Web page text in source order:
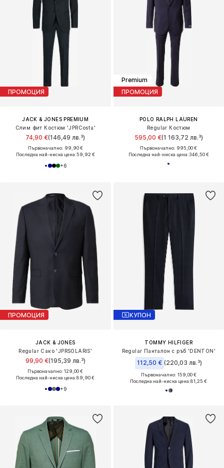
ПРОМОЦИЯ
JACK & JONES PREMIUM
Слим фит Костюм 'JPRCosta'
74,90 €(146,49 лв.³)
Първоначално: 99,90 €
Последна най-ниска цена:59,92 €
+6
Premium
ПРОМОЦИЯ
POLO RALPH LAUREN
Regular Костюм
595,00 €(1 163,72 лв.³)
Първоначално: 995,00 €
Последна най-ниска цена:346,50 €
ПРОМОЦИЯ
JACK & JONES
Regular Сако 'JPRSOLARIS'
99,90 €(195,39 лв.³)
Първоначално: 129,00 €
Последна най-ниска цена:89,90 €
+9
КУПОН
TOMMY HILFIGER
Regular Панталон с ръб 'DENTON'
112,50 € (220,03 лв.³)
Първоначално: 159,00 €
Последна най-ниска цена:81,25 €